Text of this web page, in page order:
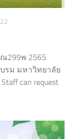
ณ299พ 2565
บรม มหาวิทยาลัย
can request